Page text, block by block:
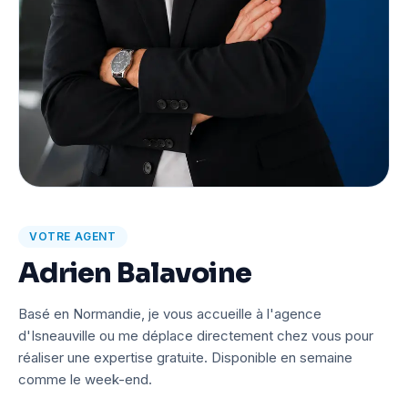
VOTRE AGENT
Adrien Balavoine
Basé en Normandie, je vous accueille à l'agence
d'Isneauville ou me déplace directement chez vous pour
réaliser une expertise gratuite. Disponible en semaine
comme le week-end.